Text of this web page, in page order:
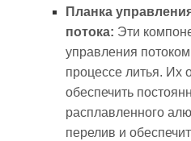
Планка
потока: Эти
управления
процессе литья. Их
обеспечить
расплавленного
перелив и